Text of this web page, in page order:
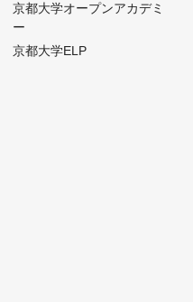
京都大学オープンアカデミ
ー
京都大学ELP